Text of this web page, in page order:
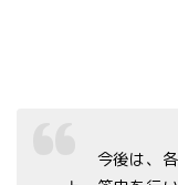
今後は、各